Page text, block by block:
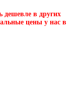
дешевле в других
цены у нас в